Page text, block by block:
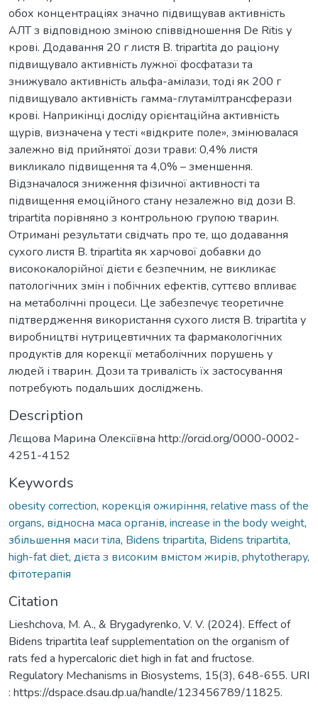
обох концентраціях значно підвищував активність
АЛТ з відповідною зміною співвідношення De Ritis у
крові. Додавання 20 г листя B. tripartita до раціону
підвищувало активність лужної фосфатази та
знижувало активність альфа-амілази, тоді як 200 г
підвищувало активність гамма-глутамілтрансферази
крові. Наприкінці досліду орієнтаційна активність
щурів, визначена у тесті «відкрите поле», змінювалася
залежно від прийнятої дози трави: 0,4% листя
викликало підвищення та 4,0% – зменшення.
Відзначалося зниження фізичної активності та
підвищення емоційного стану незалежно від дози B.
tripartita порівняно з контрольною групою тварин.
Отримані результати свідчать про те, що додавання
сухого листя B. tripartita як харчової добавки до
висококалорійної дієти є безпечним, не викликає
патологічних змін і побічних ефектів, суттєво впливає
на метаболічні процеси. Це забезпечує теоретичне
підтвердження використання сухого листя B. tripartita у
виробництві нутрицевтичних та фармакологічних
продуктів для корекції метаболічних порушень у
людей і тварин. Дози та тривалість їх застосування
потребують подальших досліджень.
Description
Лєщова Марина Олексіївна http://orcid.org/0000-0002-
4251-4152
Keywords
obesity correction, корекція ожиріння, relative mass of the
organs, відносна маса органів, increase in the body weight,
збільшення маси тіла, Bidens tripartita, Bidens tripartita,
high-fat diet, дієта з високим вмістом жирів, phytotherapy,
фітотерапія
Citation
Lieshchova, M. A., & Brygadyrenko, V. V. (2024). Effect of
Bidens tripartita leaf supplementation on the organism of
rats fed a hypercaloric diet high in fat and fructose.
Regulatory Mechanisms in Biosystems, 15(3), 648-655. URI
: https://dspace.dsau.dp.ua/handle/123456789/11825.